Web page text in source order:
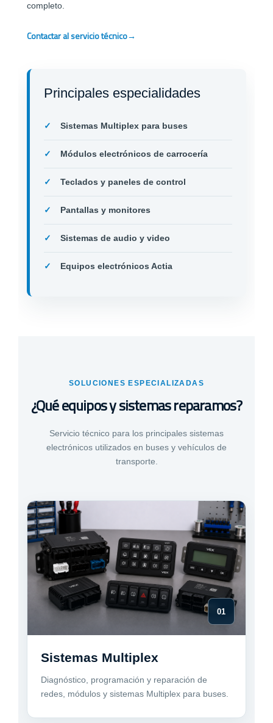
completo.
Contactar al servicio técnico→
Principales especialidades
Sistemas Multiplex para buses
Módulos electrónicos de carrocería
Teclados y paneles de control
Pantallas y monitores
Sistemas de audio y video
Equipos electrónicos Actia
SOLUCIONES ESPECIALIZADAS
¿Qué equipos y sistemas reparamos?
Servicio técnico para los principales sistemas
electrónicos utilizados en buses y vehículos de
transporte.
01
Sistemas Multiplex
Diagnóstico, programación y reparación de
redes, módulos y sistemas Multiplex para buses.